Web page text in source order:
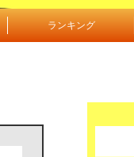
ランキング